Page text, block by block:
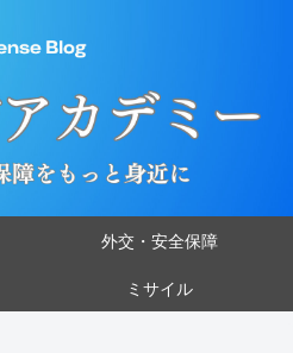
外交・安全保障
ミサイル